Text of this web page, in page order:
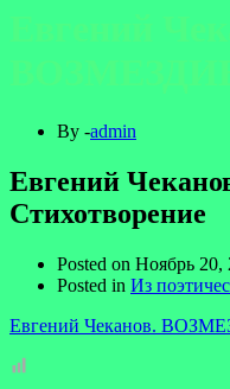
By -admin
Евгений
Стихотворение
Posted on Ноябрь 20,
Posted in Из
Евгений Чеканов.